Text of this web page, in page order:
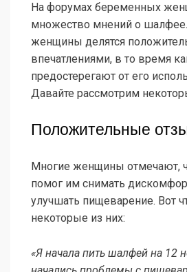
На форумах беременных
множество мнений о
женщины делятся
впечатлениями, в то время
предостерегают от его
Давайте рассмотрим
Положительные
Многие женщины отмечают,
помог им снимать
улучшать пищеварение. Вот
некоторые из них:
«Я начала пить шалфей на 12